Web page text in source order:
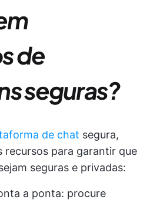
de
seguras?
de chat segura,
recursos para garantir que
seguras e privadas:
a ponta: procure